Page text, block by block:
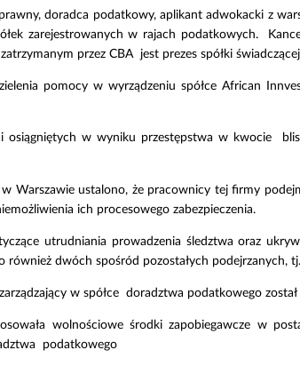
doradca podatkowy, aplikant adwokacki z
zarejestrowanych w rajach podatkowych.
przez CBA jest prezes spółki
pomocy w wyrządzeniu spółce African
osiągniętych w wyniku przestępstwa w kwocie
Warszawie ustalono, że pracownicy tej firmy
ich procesowego zabezpieczenia.
utrudniania prowadzenia śledztwa oraz
również dwóch spośród pozostałych
w spółce doradztwa podatkowego
wolnościowe środki zapobiegawcze w
podatkowego